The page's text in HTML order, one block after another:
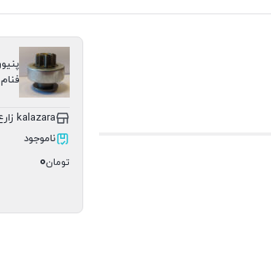
فنام
kalazara زارع
ناموجود
تومان0